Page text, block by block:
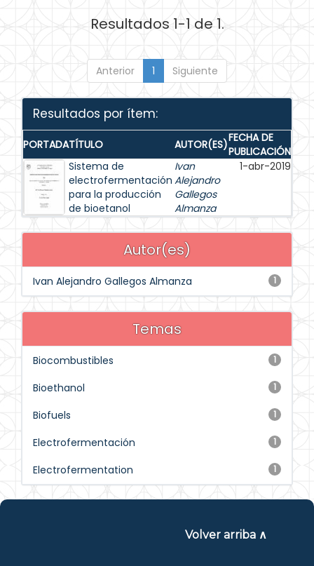
Resultados 1-1 de 1.
Anterior 1 Siguiente
Resultados por ítem:
PORTADATÍTULO AUTOR(ES)FECHA DE
PUBLICACIÓN
Sistema de
electrofermentación
para la producción
de bioetanol
Ivan
Alejandro
Gallegos
Almanza
1-abr-2019
Autor(es)
1
Ivan Alejandro Gallegos Almanza
Temas
1
Biocombustibles
1
Bioethanol
1
Biofuels
1
Electrofermentación
1
Electrofermentation
Volver arriba ∧